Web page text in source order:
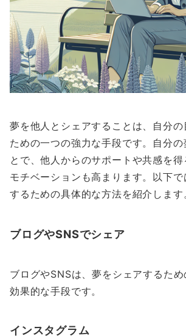
夢を他人とシェアすることは、自分の
ための一つの強力な手段です。自分の
とで、他人からのサポートや共感を得
モチベーションも高まります。以下
するための具体的な方法を紹介します
ブログやSNSでシェア
ブログやSNSは、夢をシェアするた
効果的な手段です。
インスタグラム